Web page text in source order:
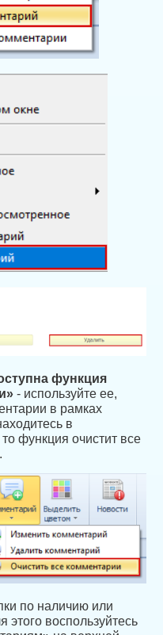
функция
- используйте ее,
в рамках
в
функция очистит все
по наличию или
этого воспользуйтесь